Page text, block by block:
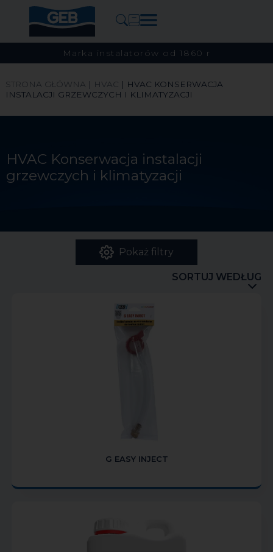
Marka instalatorów od 1860 r
STRONA GŁÓWNA | HVAC | HVAC KONSERWACJA
INSTALACJI GRZEWCZYCH I KLIMATYZACJI
HVAC Konserwacja instalacji
grzewczych i klimatyzacji
Pokaż filtry
SORTUJ WEDŁUG
G EASY INJECT